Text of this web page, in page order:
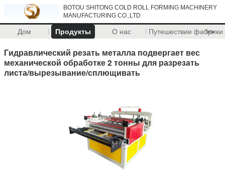
BOTOU SHITONG COLD ROLL FORMING MACHINERY
MANUFACTURING CO.,LTD
Дом Продукты О нас Путешествие фабрики
>>
Гидравлический резать металла подвергает вес
механической обработке 2 тонны для разрезать
листа/вырезывание/сплющивать